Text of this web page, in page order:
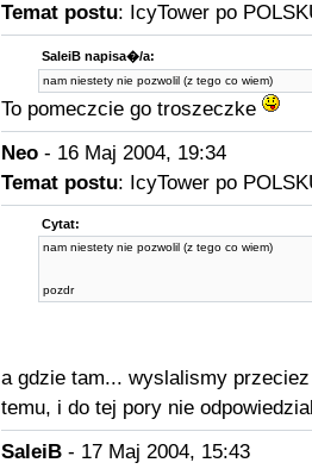
Temat postu: IcyTower po
SaleiB napisa�/a:
nam niestety nie pozwolil (z tego co wiem)
To pomeczcie go troszeczke
Neo- 16 Maj 2004, 19:34
Temat postu: IcyTower po
Cytat:
nam niestety nie pozwolil (z tego co wiem)
pozdr
a gdzie tam... wyslalismy
temu, i do tej pory nie
SaleiB- 17 Maj 2004, 15:43